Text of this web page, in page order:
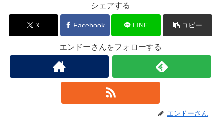
シェアする
X Facebook LINE コピー
エンドーさんをフォローする
エンドーさん